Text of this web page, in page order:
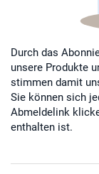
vorsichtig
Warten Sie
Textilie
Durch das
unsere Produkte
stimmen damit
Sie können sich
Abmeldelink
enthalten ist.